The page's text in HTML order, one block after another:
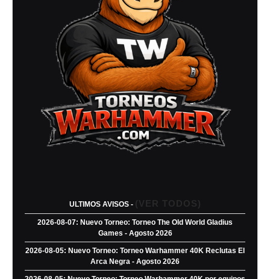
ULTIMOS AVISOS - (VER TODOS)
2026-08-07: Nuevo Torneo: Torneo The Old World Gladius
Games - Agosto 2026
2026-08-05: Nuevo Torneo: Torneo Warhammer 40K Reclutas El
Arca Negra - Agosto 2026